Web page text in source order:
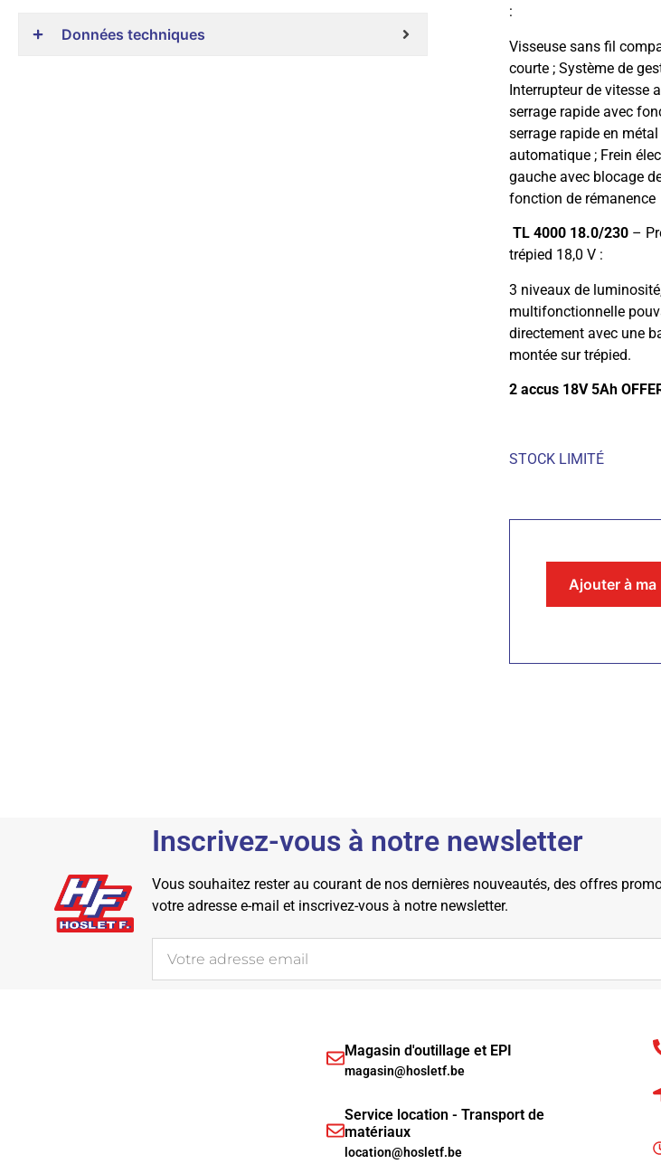
Données techniques
:
Visseuse sans fil
courte ; Système de
Interrupteur de vitesse
serrage rapide avec
serrage rapide en
automatique ; Frein
gauche avec blocage
fonction de rémanence
TL 4000 18.0/230–
trépied 18,0 V :
3 niveaux de
multifonctionnelle
directement avec une
montée sur trépied.
2 accus 18V 5Ah
STOCK LIMITÉ
Ajouter à ma
Inscrivez-vous à notre newsletter
Vous souhaitez rester au courant de nos dernières nouveautés, des offres
votre adresse e-mail et inscrivez-vous à notre newsletter.
Magasin d'outillage et EPI
magasin@hosletf.be
Service location - Transport de
matériaux
location@hosletf.be